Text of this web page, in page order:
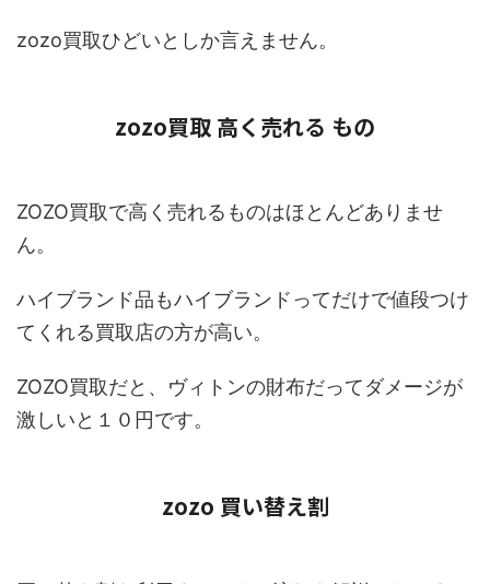
zozo買取ひどいとしか言えません。
zozo買取 高く売れる もの
ZOZO買取で高く売れるものはほとんどありませ
ん。
ハイブランド品もハイブランドってだけで値段つけ
てくれる買取店の方が高い。
ZOZO買取だと、ヴィトンの財布だってダメージが
激しいと１０円です。
zozo 買い替え割